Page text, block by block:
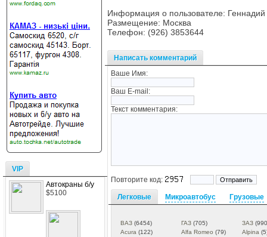
VIP
Автокраны б/у
$5100
Информация о пользователе: Геннадий
Размещение: Москва
Телефон: (926) 3853644
Написать комментарий
Ваше Имя:
Ваш E-mail:
Текст комментария:
Повторите код:
Легковые Микроавтобус Грузовые
ВАЗ (6454) ГАЗ (705) ЗАЗ
Acura (122) Alfa Romeo (79) Alpina